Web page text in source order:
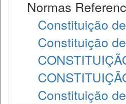
Normas
Constituição
Constituição
Constituição